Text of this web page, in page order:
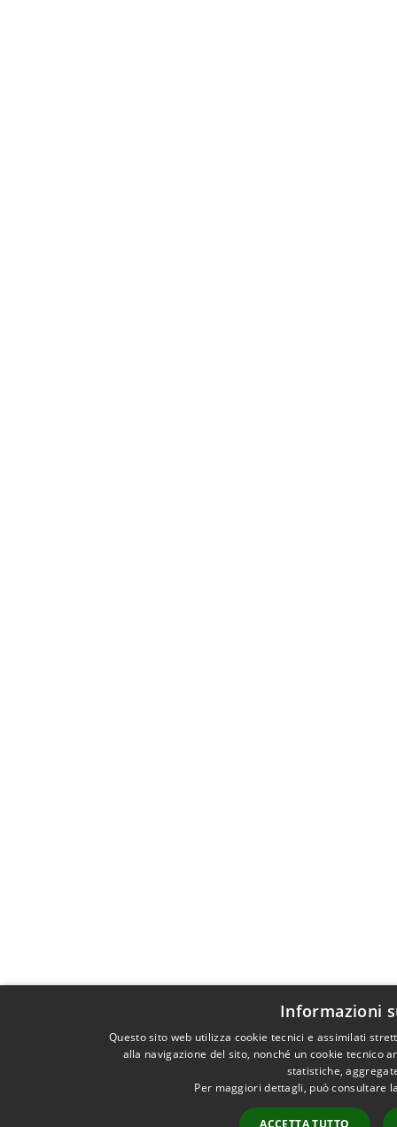
Informazioni
Questo sito web utilizza cookie tecnici e assimilati
alla navigazione del sito, nonché un cookie tecnico
statistiche,
Per maggiori dettagli, può consultare
ACCETTA TUTTO